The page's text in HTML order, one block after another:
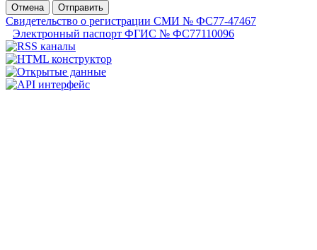
Отмена
Отправить
Свидетельство о регистрации СМИ № ФС77-47467
Электронный паспорт ФГИС № ФС77110096